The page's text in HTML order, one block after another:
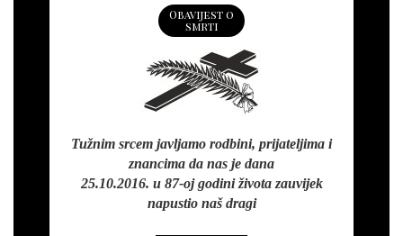
Obavijest o
smrti
Tužnim srcem javljamo rodbini, prijateljima i
znancima da nas je dana
25.10.2016. u 87-oj godini života zauvijek
napustio naš dragi